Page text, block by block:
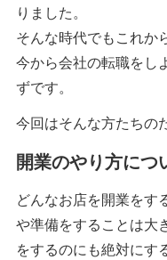
りました。
そんな時代でもこれか
今から会社の転職をし
ずです。
今回はそんな方たちの
開業のやり方につ
どんなお店を開業をす
や準備をすることは大
をするのにも絶対にす